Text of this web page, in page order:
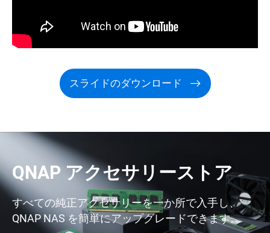
スライドのダウンロード
QNAP アクセサリーストア
すべての純正アクセサリーを一か所で入手し、
QNAP NAS を簡単にアップグレードできます。